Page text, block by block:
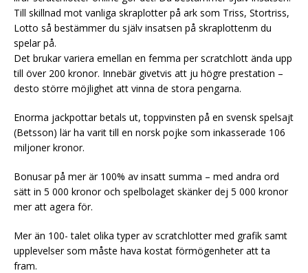
Till skillnad mot vanliga skraplotter på ark som Triss, Stortriss,
Lotto så bestämmer du själv insatsen på skraplottenm du
spelar på.
Det brukar variera emellan en femma per scratchlott ända upp
till över 200 kronor. Innebär givetvis att ju högre prestation –
desto större möjlighet att vinna de stora pengarna.
Enorma jackpottar betals ut, toppvinsten på en svensk spelsajt
(Betsson) lär ha varit till en norsk pojke som inkasserade 106
miljoner kronor.
Bonusar på mer är 100% av insatt summa – med andra ord
sätt in 5 000 kronor och spelbolaget skänker dej 5 000 kronor
mer att agera för.
Mer än 100- talet olika typer av scratchlotter med grafik samt
upplevelser som måste hava kostat förmögenheter att ta
fram.